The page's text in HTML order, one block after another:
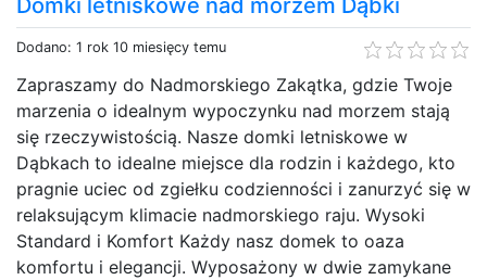
Dodano: 1 rok 10 miesięcy temu
Zapraszamy do Nadmorskiego Zakątka, gdzie Twoje
marzenia o idealnym wypoczynku nad morzem stają
się rzeczywistością. Nasze domki letniskowe w
Dąbkach to idealne miejsce dla rodzin i każdego, kto
pragnie uciec od zgiełku codzienności i zanurzyć się w
relaksującym klimacie nadmorskiego raju. Wysoki
Standard i Komfort Każdy nasz domek to oaza
komfortu i elegancji. Wyposażony w dwie zamykane